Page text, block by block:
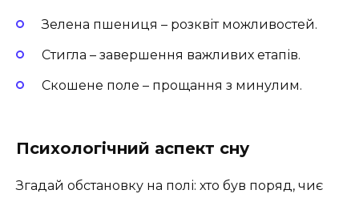
Зелена пшениця – розквіт можливостей.
Стигла – завершення важливих етапів.
Скошене поле – прощання з минулим.
Психологічний аспект сну
Згадай обстановку на полі: хто був поряд, чиє